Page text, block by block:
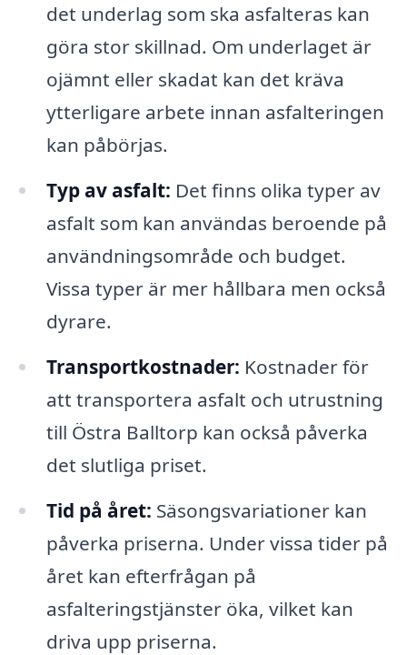
det underlag som ska asfalteras kan
göra stor skillnad. Om underlaget är
ojämnt eller skadat kan det kräva
ytterligare arbete innan asfalteringen
kan påbörjas.
Typ av asfalt: Det finns olika typer av
asfalt som kan användas beroende på
användningsområde och budget.
Vissa typer är mer hållbara men också
dyrare.
Transportkostnader: Kostnader för
att transportera asfalt och utrustning
till Östra Balltorp kan också påverka
det slutliga priset.
Tid på året: Säsongsvariationer kan
påverka priserna. Under vissa tider på
året kan efterfrågan på
asfalteringstjänster öka, vilket kan
driva upp priserna.